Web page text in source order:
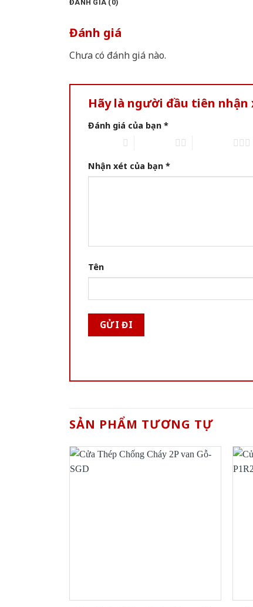
ĐÁNH GIÁ (0)
Đánh giá
Chưa có đánh giá nào.
Hãy là người đầu tiên nhận
Đánh giá của bạn *
Nhận xét của bạn *
Tên
SẢN PHẨM TƯƠNG TỰ